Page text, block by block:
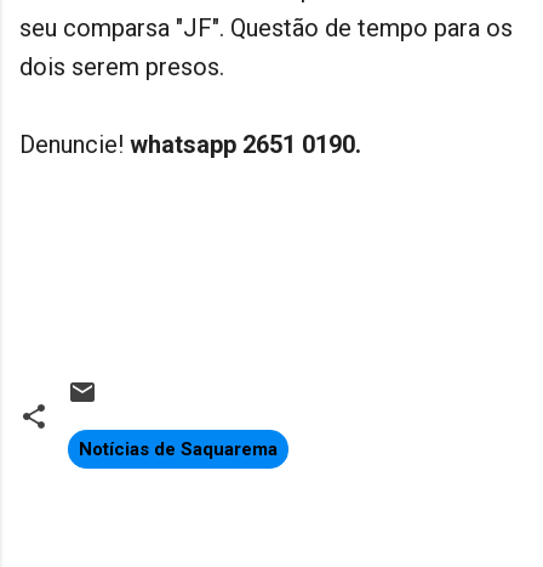
seu comparsa "JF". Questão de tempo para os
dois serem presos.
Denuncie! whatsapp 2651 0190.
Notícias de Saquarema